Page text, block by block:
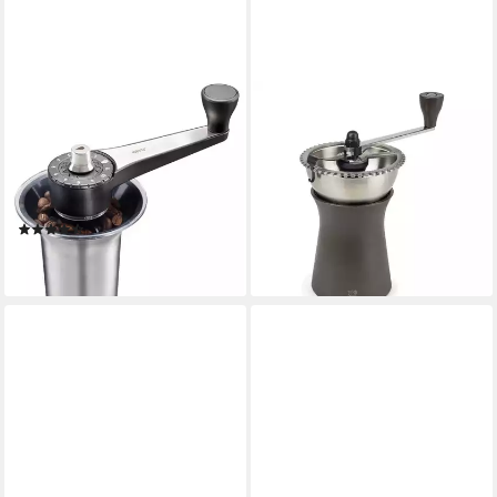
Kaffeemühle »LORENZO«,
Kegelmahlwerk, mit 11
Mahlstufen, aus
hochwertigem Edelstahl und
Kunststoff(48)
59,95 €
lieferbar - in 1-2 Werktagen bei dir
Kaffeemühle KRONOS 19cm
Manuell Stahlmahlwerk
ab 99,90 €
lieferbar - in 2-3 Werktagen bei dir